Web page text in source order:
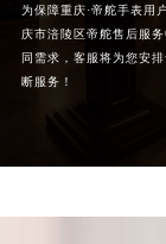
山西省
山西省
为保障重庆·帝舵手表用
庆市涪陵区帝舵售后服
同需求，客服将为您安
断服务！